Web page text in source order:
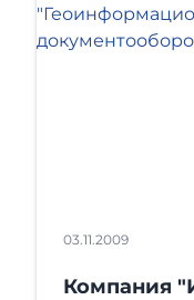
03.11.2009
Компания